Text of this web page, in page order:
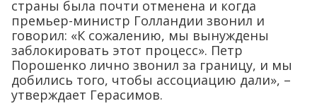
страны была почти отменена и когда
премьер-министр Голландии звонил и
говорил: «К сожалению, мы вынуждены
заблокировать этот процесс». Петр
Порошенко лично звонил за границу, и мы
добились того, чтобы ассоциацию дали», –
утверждает Герасимов.